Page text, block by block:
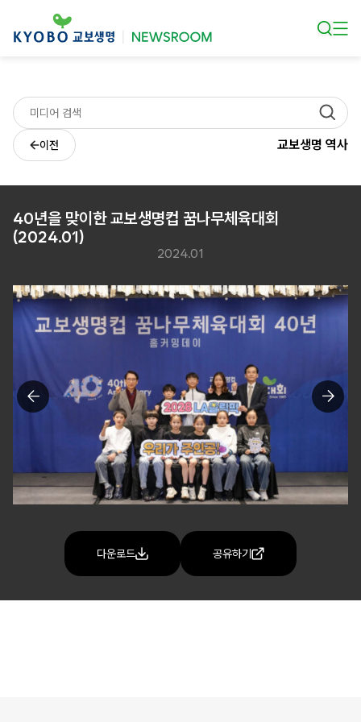
이전 교보생명 역사
40년을 맞이한 교보생명컵 꿈나무체육대회
(2024.01)
2024.01
다운로드 공유하기